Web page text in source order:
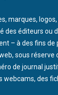
marques,
éditeurs
– à des fins
sous
de journal
des